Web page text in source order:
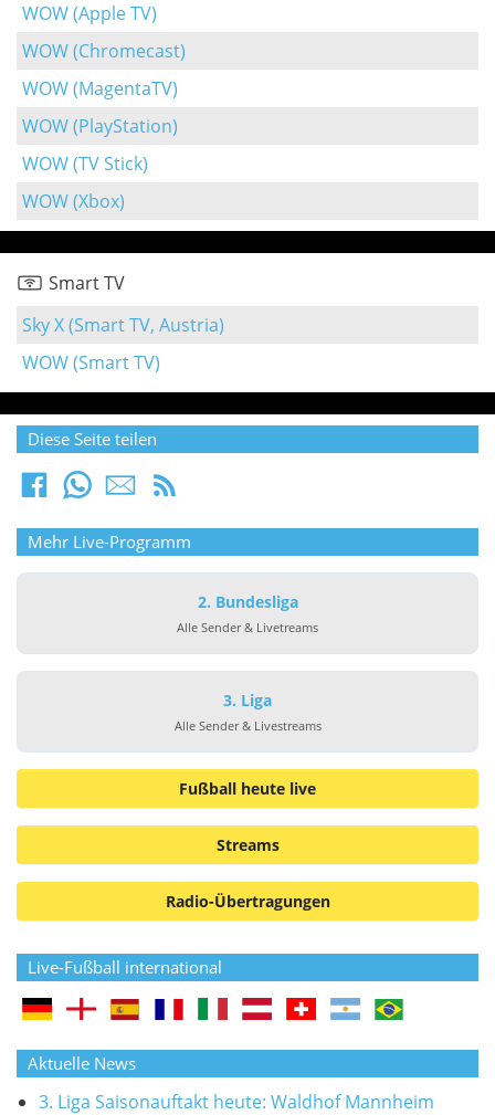
WOW (Apple TV)
WOW (Chromecast)
WOW (MagentaTV)
WOW (PlayStation)
WOW (TV Stick)
WOW (Xbox)
Smart TV
Sky X (Smart TV, Austria)
WOW (Smart TV)
Diese Seite teilen
Mehr Live-Programm
2. Bundesliga
Alle Sender & Livetreams
3. Liga
Alle Sender & Livestreams
Fußball heute live
Streams
Radio-Übertragungen
Live-Fußball international
Aktuelle News
3. Liga Saisonauftakt heute: Waldhof Mannheim